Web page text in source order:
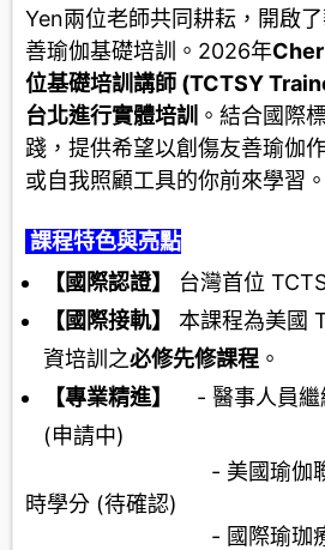
Yen兩位老師共同耕耘，開啟
善瑜伽基礎培訓。2026年
位基礎培訓講師 (TCTSY
台北進行實體培訓
。結合國際
踐，提供希望以創傷友善瑜伽
或自我照顧工具的你前來學習。
課程特色與亮點
【國際認證】
台灣首位
【國際接軌】
本課程為美國
資培訓之必修先修課程 。
【專業精進】
- 醫事人員繼
(申請中)
- 美國瑜伽聯盟
時學分 (待確認)
- 國際瑜珈療癒